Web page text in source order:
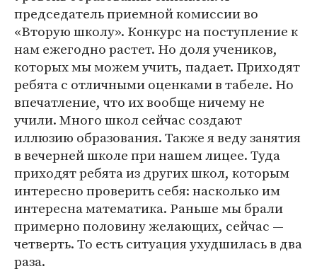
председатель приемной комиссии во
«Вторую школу». Конкурс на поступление к
нам ежегодно растет. Но доля учеников,
которых мы можем учить, падает. Приходят
ребята с отличными оценками в табеле. Но
впечатление, что их вообще ничему не
учили. Много школ сейчас создают
иллюзию образования. Также я веду занятия
в вечерней школе при нашем лицее. Туда
приходят ребята из других школ, которым
интересно проверить себя: насколько им
интересна математика. Раньше мы брали
примерно половину желающих, сейчас —
четверть. То есть ситуация ухудшилась в два
раза.